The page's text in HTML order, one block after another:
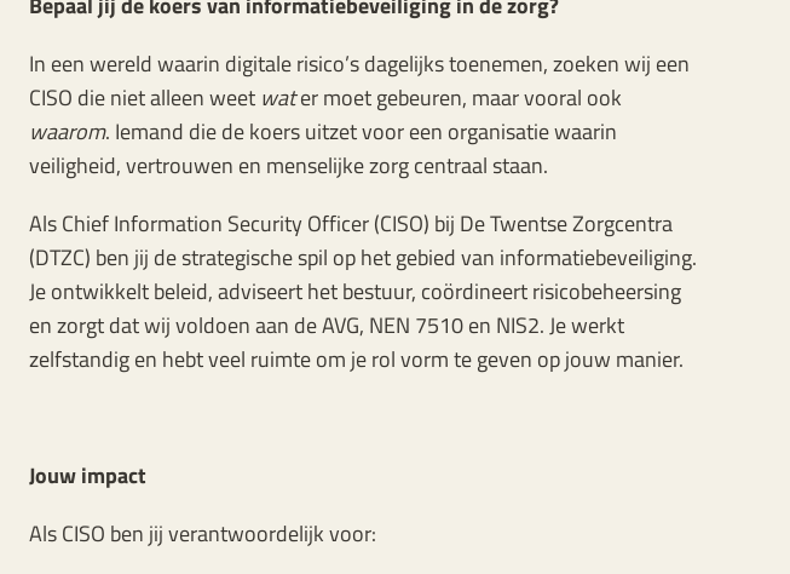
In een wereld waarin digitale risico’s dagelijks toenemen, zoeken wij een
CISO die niet alleen weet water moet gebeuren, maar vooral ook
waarom. Iemand die de koers uitzet voor een organisatie waarin
veiligheid, vertrouwen en menselijke zorg centraal staan.
Als Chief Information Security Officer (CISO) bij De Twentse Zorgcentra
(DTZC) ben jij de strategische spil op het gebied van informatiebeveiliging.
Je ontwikkelt beleid, adviseert het bestuur, coördineert risicobeheersing
en zorgt dat wij voldoen aan de AVG, NEN 7510 en NIS2. Je werkt
zelfstandig en hebt veel ruimte om je rol vorm te geven op jouw manier.
Jouw impact
Als CISO ben jij verantwoordelijk voor: